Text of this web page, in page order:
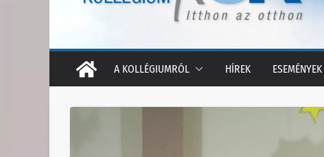
A KOLLÉGIUMRÓL HÍREK ESEMÉNYEK